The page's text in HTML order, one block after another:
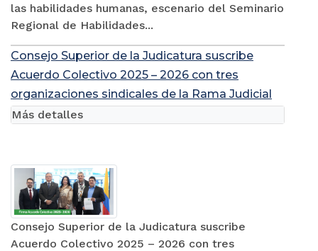
las habilidades humanas, escenario del Seminario
Regional de Habilidades...
Consejo Superior de la Judicatura suscribe
Acuerdo Colectivo 2025 – 2026 con tres
organizaciones sindicales de la Rama Judicial
Consejo Superior de la Judicatura suscribe
Acuerdo Colectivo 2025 – 2026 con tres
Más detalles